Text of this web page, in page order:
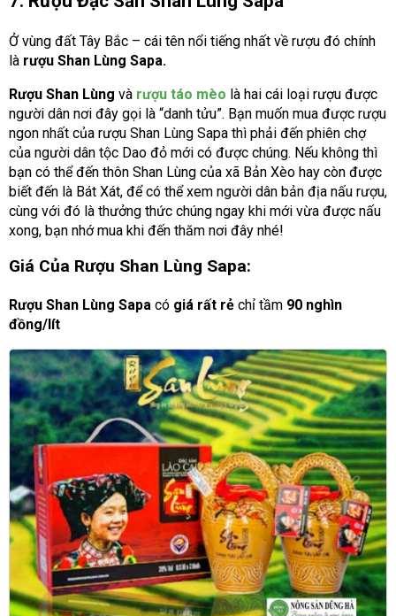
Ở vùng đất Tây Bắc – cái tên nổi tiếng nhất về rượu đó chính
là rượu Shan Lùng Sapa.
Rượu Shan Lùng và rượu táo mèo là hai cái loại rượu được
người dân nơi đây gọi là “danh tửu”. Bạn muốn mua được rượu
ngon nhất của rượu Shan Lùng Sapa thì phải đến phiên chợ
của người dân tộc Dao đỏ mới có được chúng. Nếu không thì
bạn có thể đến thôn Shan Lùng của xã Bản Xèo hay còn được
biết đến là Bát Xát, để có thể xem người dân bản địa nấu rượu,
cùng với đó là thưởng thức chúng ngay khi mới vừa được nấu
xong, bạn nhớ mua khi đến thăm nơi đây nhé!
Giá Của Rượu Shan Lùng Sapa:
Rượu Shan Lùng Sapa có giá rất rẻ chỉ tầm 90 nghìn
đồng/lít